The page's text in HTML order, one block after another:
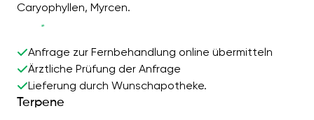
Caryophyllen, Myrcen.
Anfrage zur Fernbehandlung online übermitteln
Ärztliche Prüfung der Anfrage
Lieferung durch Wunschapotheke.
Terpene